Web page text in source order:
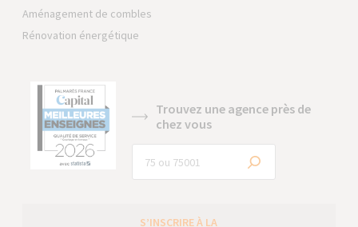
Aménagement de combles
Rénovation énergétique
Trouvez une agence près de
chez vous
S’INSCRIRE À LA